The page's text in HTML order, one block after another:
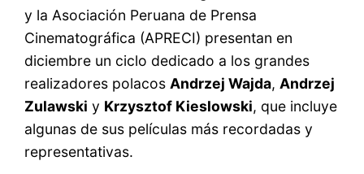
y la Asociación Peruana de Prensa
Cinematográfica (APRECI) presentan en
diciembre un ciclo dedicado a los grandes
realizadores polacos Andrzej Wajda, Andrzej
Zulawski y Krzysztof Kieslowski, que incluye
algunas de sus películas más recordadas y
representativas.